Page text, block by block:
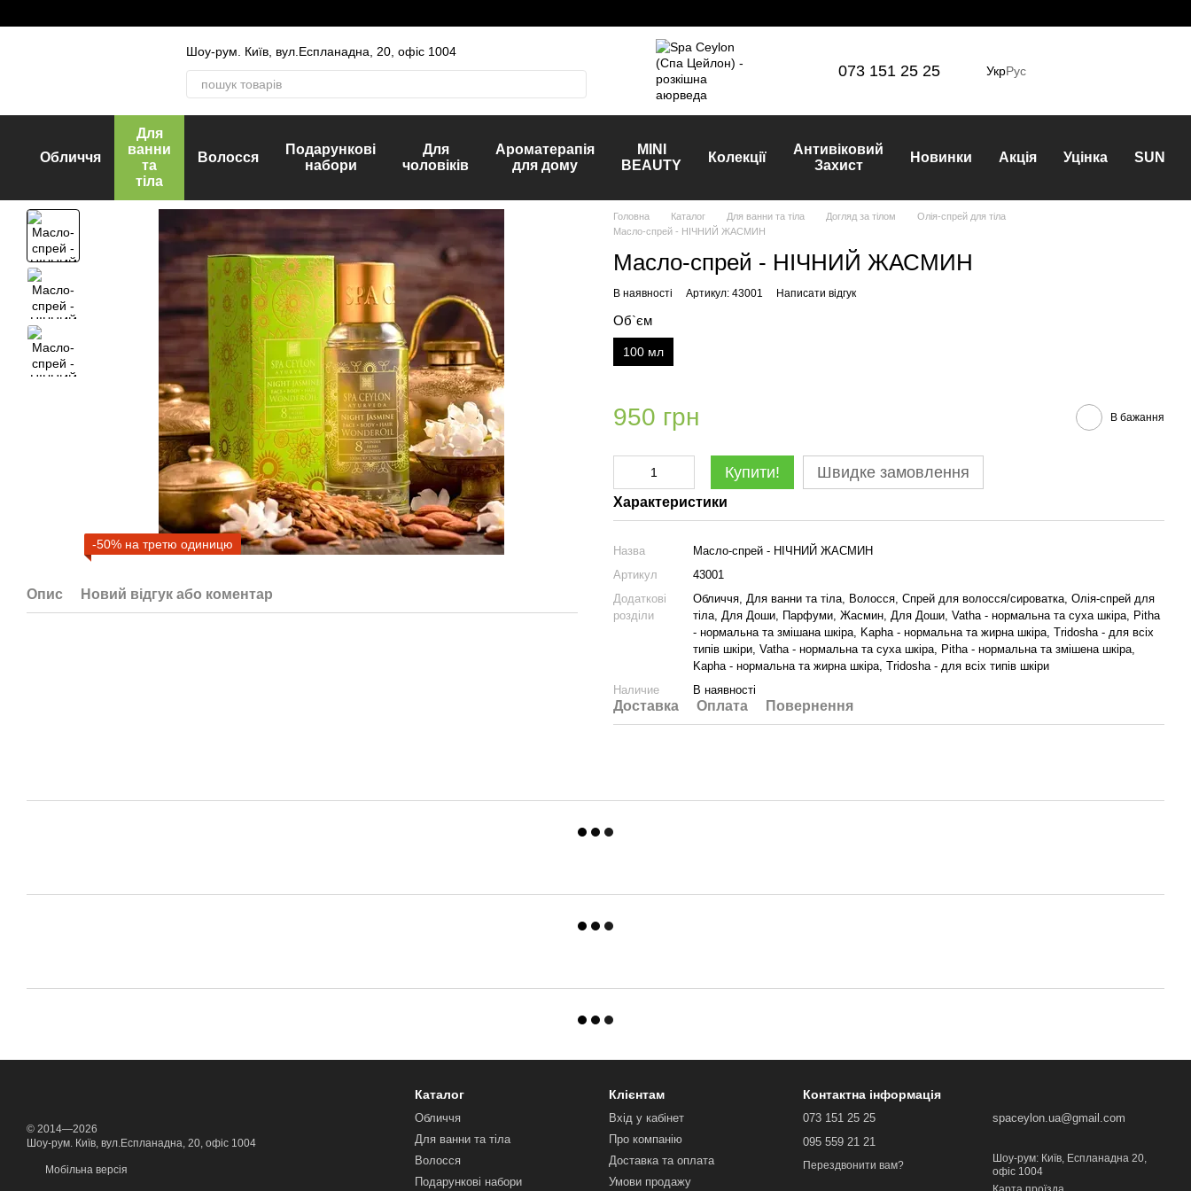
Шоу-рум. Київ, вул.Еспланадна, 20, офіс 1004
073 151 25 25 УкрРус
Обличчя
Для
ванни
та
тіла
Волосся
Подарункові
набори
Для
чоловіків
Ароматерапія
для дому
MINI
BEAUTY
Колекції
Антивіковий
Захист
Новинки Акція Уцінка SUN
-50% на третю одиницю
Опис Новий відгук або коментар
Головна Каталог Для ванни та тіла Догляд за тілом
Олія-спрей для тіла
Масло-спрей - НІЧНИЙ ЖАСМИН
Масло-спрей - НІЧНИЙ ЖАСМИН
В наявності Артикул: 43001 Написати відгук
Об`єм
100 мл
950 грн В бажання
Купити! Швидке замовлення
Характеристики
Назва
Масло-спрей - НІЧНИЙ ЖАСМИН
Артикул
43001
Додаткові
розділи
Обличчя, Для ванни та тіла, Волосся, Спрей для волосся/сироватка, Олія-спрей для
тіла, Для Доши, Парфуми, Жасмин, Для Доши, Vatha - нормальна та суха шкіра, Pitha
- нормальна та змішана шкіра, Kapha - нормальна та жирна шкіра, Tridosha - для всіх
типів шкіри, Vatha - нормальна та суха шкіра, Pitha - нормальна та змішена шкіра,
Kapha - нормальна та жирна шкіра, Tridosha - для всіх типів шкіри
Наличие
В наявності
Доставка Оплата Повернення
© 2014—2026
Шоу-рум. Київ, вул.Еспланадна, 20, офіс 1004
Мобільна версія
Каталог
Обличчя
Для ванни та тіла
Волосся
Подарункові набори
Клієнтам
Вхід у кабінет
Про компанію
Доставка та оплата
Умови продажу
Контактна інформація
073 151 25 25
095 559 21 21
Перездвонити вам?
spaceylon.ua@gmail.com
Шоу-рум: Київ, Еспланадна 20,
офіс 1004